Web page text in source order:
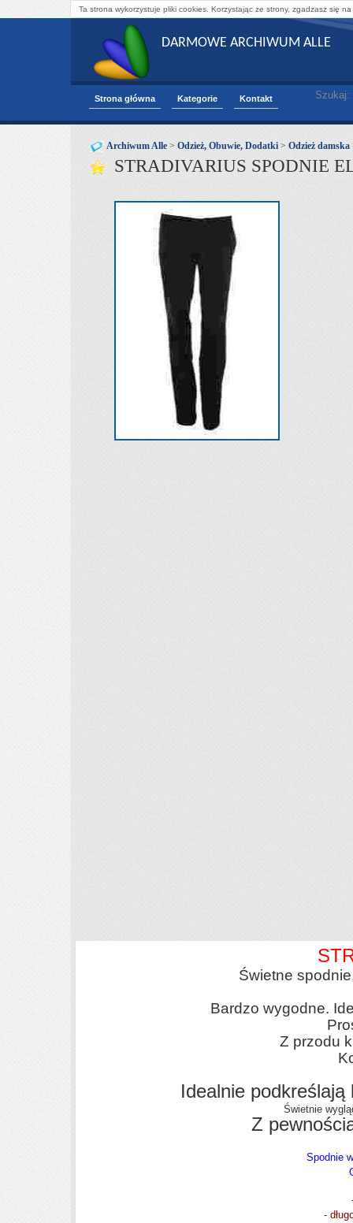
Ta strona wykorzystuje pliki cookies. Korzystając ze strony, zgadzasz się
DARMOWE ARCHIWUM ALLE
Strona główna Kategorie Kontakt Szukaj:
Archiwum Alle > Odzież, Obuwie, Dodatki > Odzież damska
STRADIVARIUS SPODNIE
Świetne
Bardzo wygodne.
Z przodu
Idealnie
Świetnie
Z
Spodnie
-